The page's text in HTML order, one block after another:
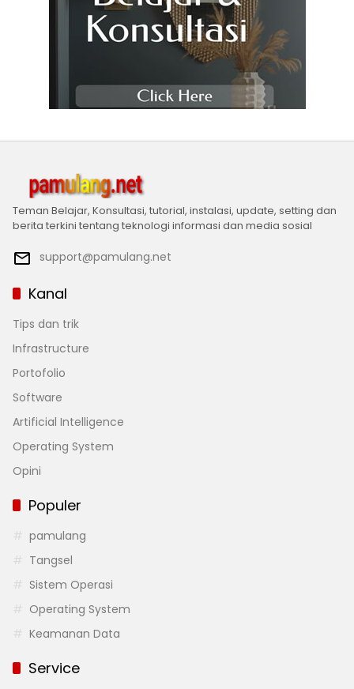
Teman Belajar, Konsultasi, tutorial, instalasi, update, setting dan
berita terkini tentang teknologi informasi dan media sosial
support@pamulang.net
Kanal
Tips dan trik
Infrastructure
Portofolio
Software
Artificial Intelligence
Operating System
Opini
Populer
pamulang
Tangsel
Sistem Operasi
Operating System
Keamanan Data
Service